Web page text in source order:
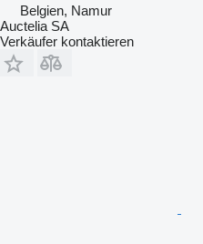
Belgien, Namur
Auctelia SA
Verkäufer kontaktieren